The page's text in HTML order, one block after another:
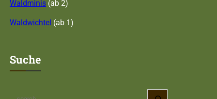
Waldminis (ab 2)
Waldwichtel (ab 1)
Suche